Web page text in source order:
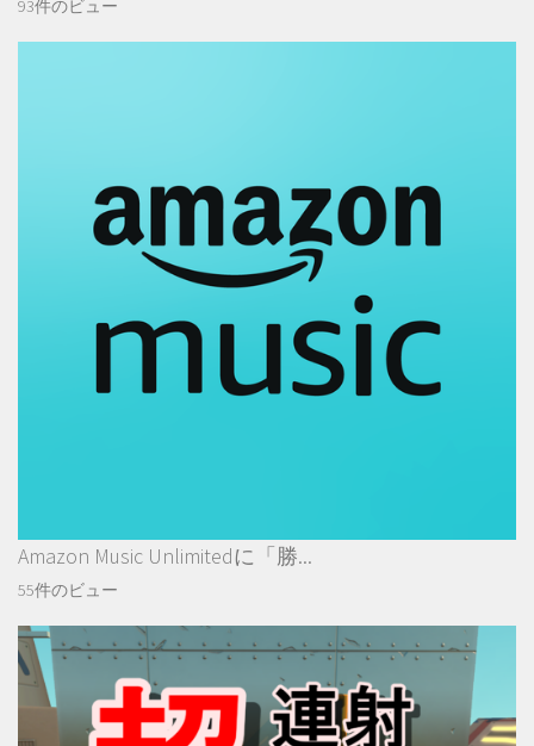
93件のビュー
Amazon Music Unlimitedに「勝...
55件のビュー